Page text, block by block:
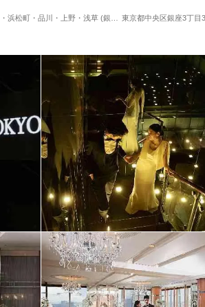
川・上野・浅草 (銀座駅) / レストランウエディング 東京都中央区銀座3丁目